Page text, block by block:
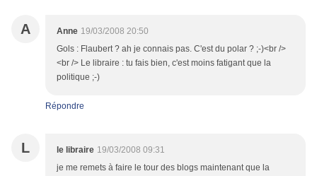
A Anne 19/03/2008 20:50
Gols : Flaubert ? ah je connais pas. C'est du polar ? ;-)<br />
<br /> Le libraire : tu fais bien, c'est moins fatigant que la
politique ;-)
Répondre
L le libraire 19/03/2008 09:31
je me remets à faire le tour des blogs maintenant que la